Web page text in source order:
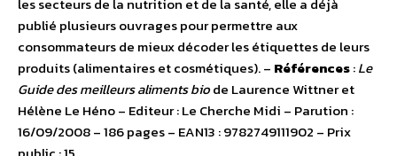
les secteurs de la nutrition et de la santé, elle a déjà
publié plusieurs ouvrages pour permettre aux
consommateurs de mieux décoder les étiquettes de leurs
produits (alimentaires et cosmétiques). – Références:Le
Guide des meilleurs aliments biode Laurence Wittner et
Hélène Le Héno – Editeur : Le Cherche Midi – Parution :
16/09/2008 – 186 pages – EAN13 : 9782749111902 – Prix